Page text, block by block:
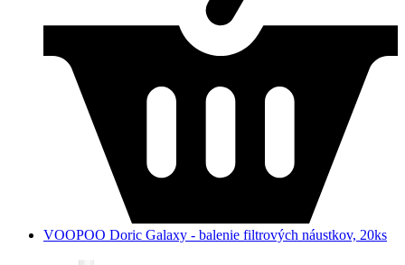
VOOPOO Doric Galaxy - balenie filtrových náustkov, 20ks